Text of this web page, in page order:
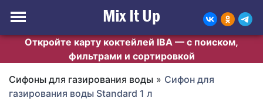
Откройте карту коктейлей IBA — с поиском,
фильтрами и сортировкой
Сифоны для газирования воды » Сифон для
газирования воды Standard 1 л